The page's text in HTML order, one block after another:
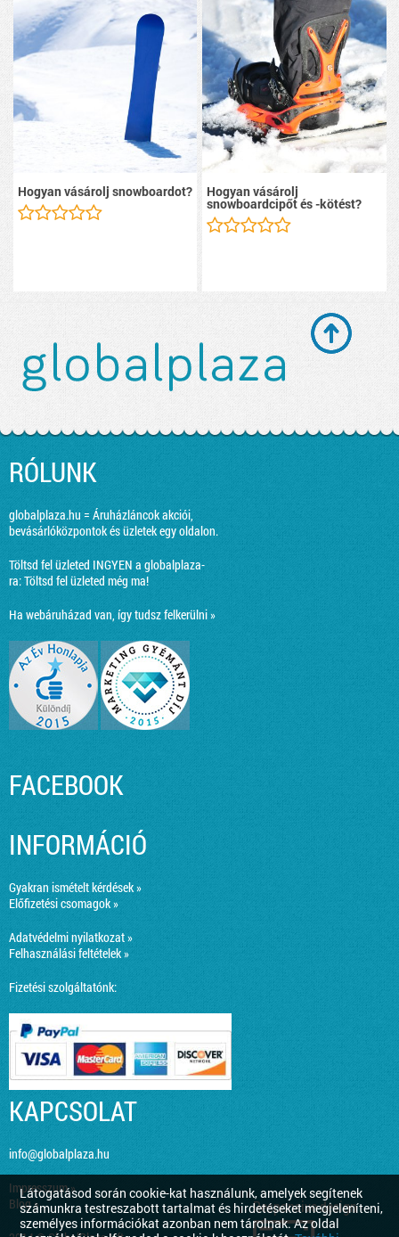
Látogatásod során cookie-kat használunk, amelyek segítenek
számunkra testreszabott tartalmat és hirdetéseket megjeleníteni,
személyes információkat azonban nem tárolnak. Az oldal
Hogyan vásárolj snowboardot? Hogyan vásárolj
snowboardcipőt és -kötést?
RÓLUNK
globalplaza.hu = Áruházláncok akciói,
bevásárlóközpontok és üzletek egy oldalon.
Töltsd fel üzleted INGYEN a globalplaza-
ra:Töltsd fel üzleted még ma!
Ha webáruházad van, így tudsz felkerülni »
FACEBOOK
INFORMÁCIÓ
Gyakran ismételt kérdések »
Előfizetési csomagok »
Adatvédelmi nyilatkozat »
Felhasználási feltételek »
Fizetési szolgáltatónk:
KAPCSOLAT
info@globalplaza.hu
Impresszum »
Blog »
Responsive design